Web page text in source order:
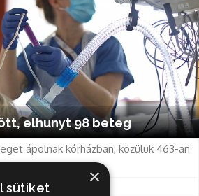
elhunyt 98 beteg
ápolnak kórházban, közülük 463-an
×
sütiket